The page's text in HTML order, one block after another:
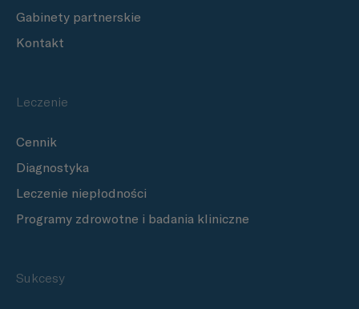
Gabinety partnerskie
Kontakt
Leczenie
Cennik
Diagnostyka
Leczenie niepłodności
Programy zdrowotne i badania kliniczne
Sukcesy